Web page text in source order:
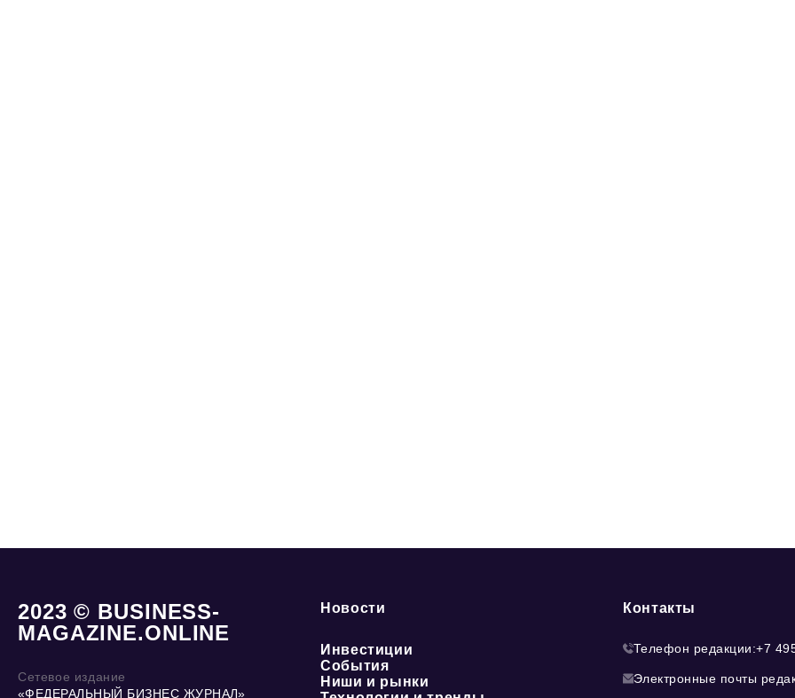
2023 © BUSINESS-
MAGAZINE.ONLINE
Сетевое издание
«ФЕДЕРАЛЬНЫЙ БИЗНЕС ЖУРНАЛ»
Новости
Инвестиции
События
Ниши и рынки
Контакты
Телефон редакции:+7
Электронные почты